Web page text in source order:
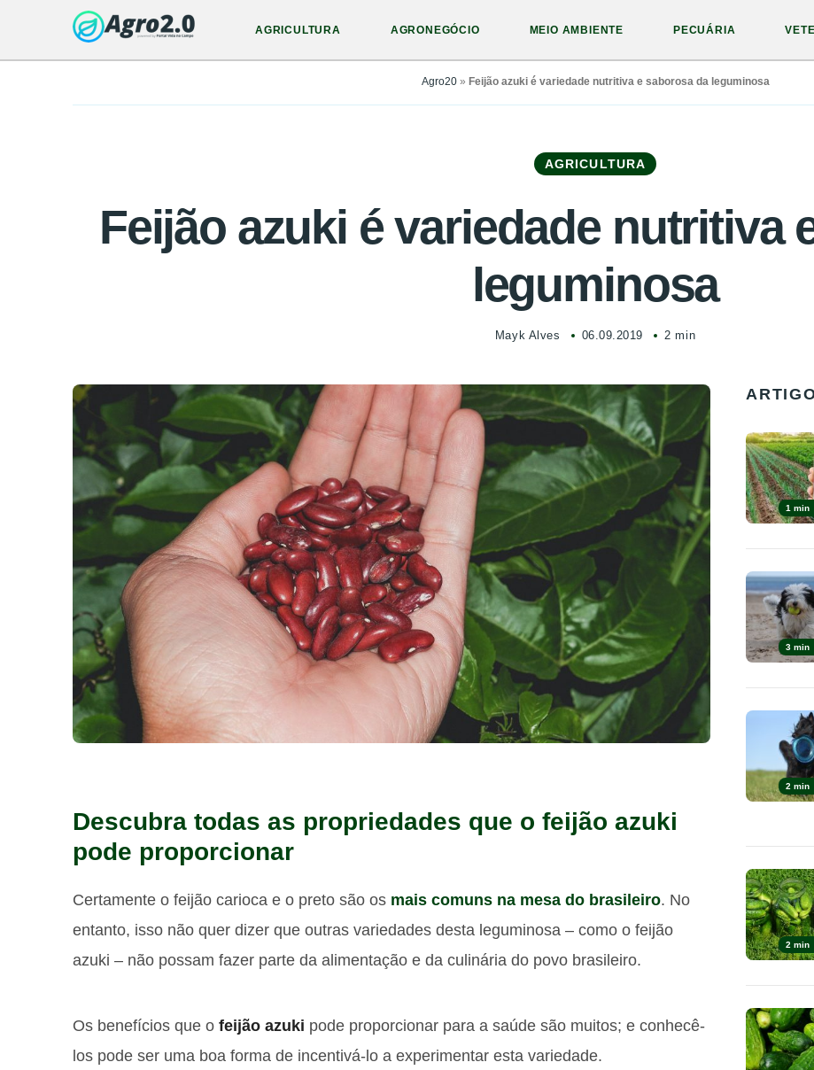
AGRICULTURA AGRONEGÓCIO MEIO AMBIENTE PECUÁRIA
Agro20» Feijão azuki é variedade nutritiva e saborosa da leguminosa
AGRICULTURA
Feijão azuki é variedade nutritiva
leguminosa
Mayk Alves 06.09.2019 2 min
Descubra todas as propriedades que o feijão azuki
pode proporcionar
Certamente o feijão carioca e o preto são os mais comuns na mesa do brasileiro. No
entanto, isso não quer dizer que outras variedades desta leguminosa – como o feijão
azuki – não possam fazer parte da alimentação e da culinária do povo brasileiro.
Os benefícios que o feijão azuki pode proporcionar para a saúde são muitos; e conhecê-
los pode ser uma boa forma de incentivá-lo a experimentar esta variedade.
1 min
3 min
2 min
2 min